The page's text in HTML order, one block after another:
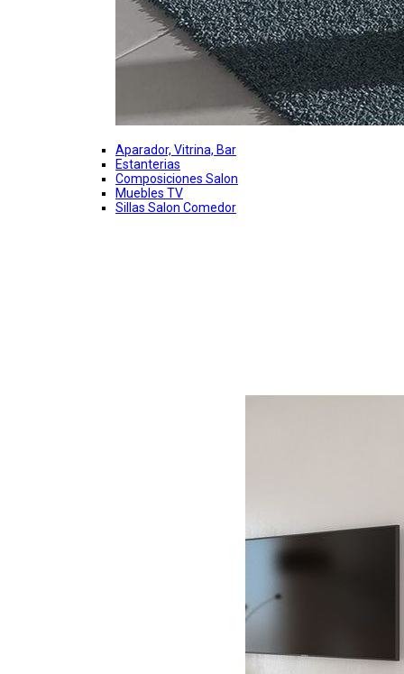
Aparador, Vitrina, Bar
Estanterias
Composiciones Salon
Muebles TV
Sillas Salon Comedor